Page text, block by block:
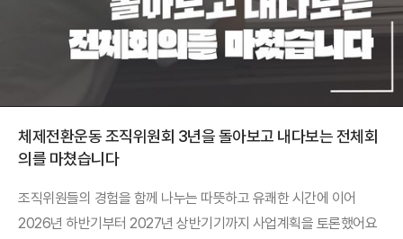
체제전환운동 조직위원회 3년을 돌아보고 내다보는 전체회
의를 마쳤습니다
조직위원들의 경험을 함께 나누는 따뜻하고 유쾌한 시간에 이어
2026년 하반기부터 2027년 상반기기까지 사업계획을 토론했어요